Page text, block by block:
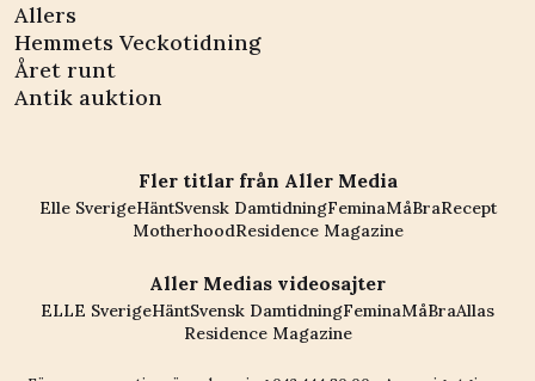
Allers
Hemmets Veckotidning
Året runt
Antik auktion
Fler titlar från Aller Media
Elle SverigeHäntSvensk DamtidningFeminaMåBraRecept
MotherhoodResidence Magazine
Aller Medias videosajter
ELLE SverigeHäntSvensk DamtidningFeminaMåBraAllas
Residence Magazine